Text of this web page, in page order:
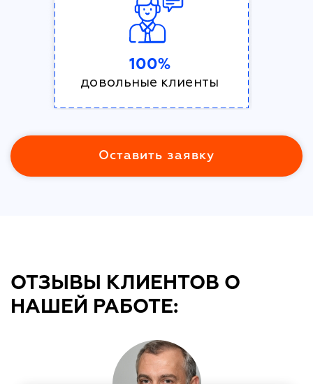
100%
довольные клиенты
Оставить заявку
ОТЗЫВЫ КЛИЕНТОВ О
НАШЕЙ РАБОТЕ: